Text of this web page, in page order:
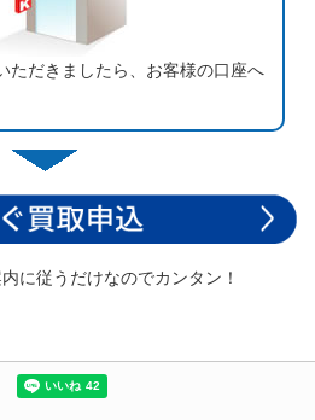
ただきましたら、お客様の口座へ
に従うだけなのでカンタン！